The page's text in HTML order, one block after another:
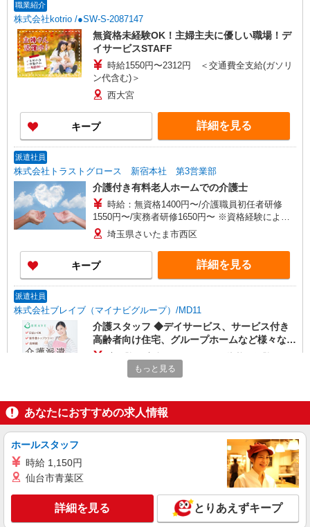
職業紹介
株式会社kotrio /●SW-S-2087147
無資格未経験OK！主婦主夫に優しい職場！デ
イサービスSTAFF
時給1550円〜2312円 ＜交通費全支給(ガソリ
ン代含む)＞
西大宮
キープ 詳細を見る
派遣社員
株式会社トラストグロース 新宿本社 第3営業部
介護付き有料老人ホームでの介護士
時給：無資格1400円〜/介護職員初任者研修
1550円〜/実務者研修1650円〜 ※資格経験によ
る。埼玉県さいたま市西区
キープ 詳細を見る
派遣社員
株式会社ブレイブ（マイナビグループ）/MD11
介護スタッフ ◆デイサービス、サービス付き
高齢者向け住宅、グループホームなど様々な勤
務先から選べます。
る） 経験者：時給1800〜2000円（資格・経験によ
払い/週払い/月払い対応も可能です。詳しくは面談
時にご相談ください。 ◆交通費：別途全額支給 ※
当社規定あり
「指扇駅」 ◆JR川越線「西大宮駅」 ★その他、
近隣に多数勤務地あります！
キープ 詳細を見る
職業紹介
株式会社kotrio /●SW-S-2096927
正社員で採用します。最短2週間で内定でま
す。就労支援STAFF募集
【正社員】月給240,000〜400,000円 ・基本
もっと見る
あなたにおすすめの求人情報
ホールスタッフ
時給 1,150円
仙台市青葉区
詳細を見る とりあえずキープ